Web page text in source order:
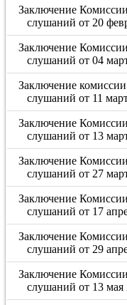
Заключение
слушаний от 20
Заключение
слушаний от 04
Заключение
слушаний от 11
Заключение
слушаний от 13
Заключение
слушаний от 27
Заключение
слушаний от 17
Заключение
слушаний от 29
Заключение
слушаний от 13 мая